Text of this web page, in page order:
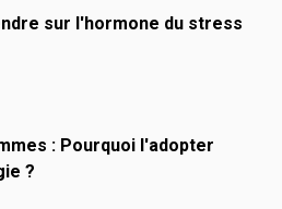
sur l'hormone du stress
: Pourquoi l'adopter
?